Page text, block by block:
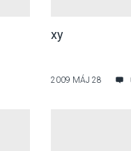
xy
2009 MÁJ 28